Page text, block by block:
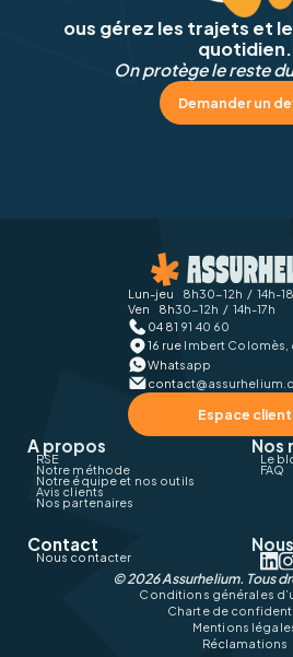
ous gérez les trajets et
quotidien.
On protège le reste
Demander un
Lun-jeu 8h30-12h / 14h-
Ven 8h30-12h / 14h-17h
04 81 91 40 60
16 rue Imbert Colomès,
Whatsapp
Espace client
A propos
RSE
Notre méthode
Notre équipe et nos outils
Avis clients
Nos partenaires
Nos
Le
FAQ
Contact
Nous contacter
©2026Assurhelium. Tous
Conditions générales
Charte de
Mentions
Réclamations